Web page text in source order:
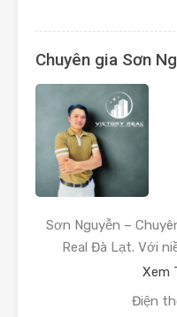
Chuyên gia Sơn
Sơn Nguyễn –
Real Đà Lạt. Với
Xem
Điện